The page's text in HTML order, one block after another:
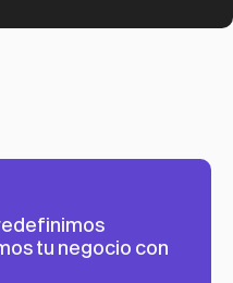
tu negocio con